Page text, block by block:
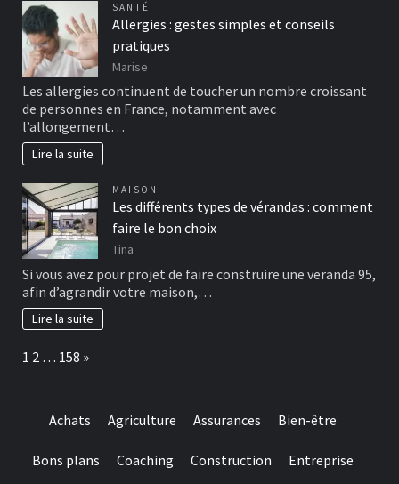
SANTÉ
Allergies : gestes simples et conseils
pratiques
Marise
Les allergies continuent de toucher un nombre croissant
de personnes en France, notamment avec
l’allongement…
Lire la suite
MAISON
Les différents types de vérandas : comment
faire le bon choix
Tina
Si vous avez pour projet de faire construire une veranda 95,
afin d’agrandir votre maison,…
Lire la suite
Page:
1 2 … 158 Next
»
Achats Agriculture Assurances Bien-être
Bons plans Coaching Construction Entreprise